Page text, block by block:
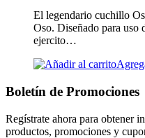
El legendario cuchillo
Oso. Diseñado para uso
ejercito…
Boletín de Promociones
Regístrate ahora para obtener
productos, promociones y